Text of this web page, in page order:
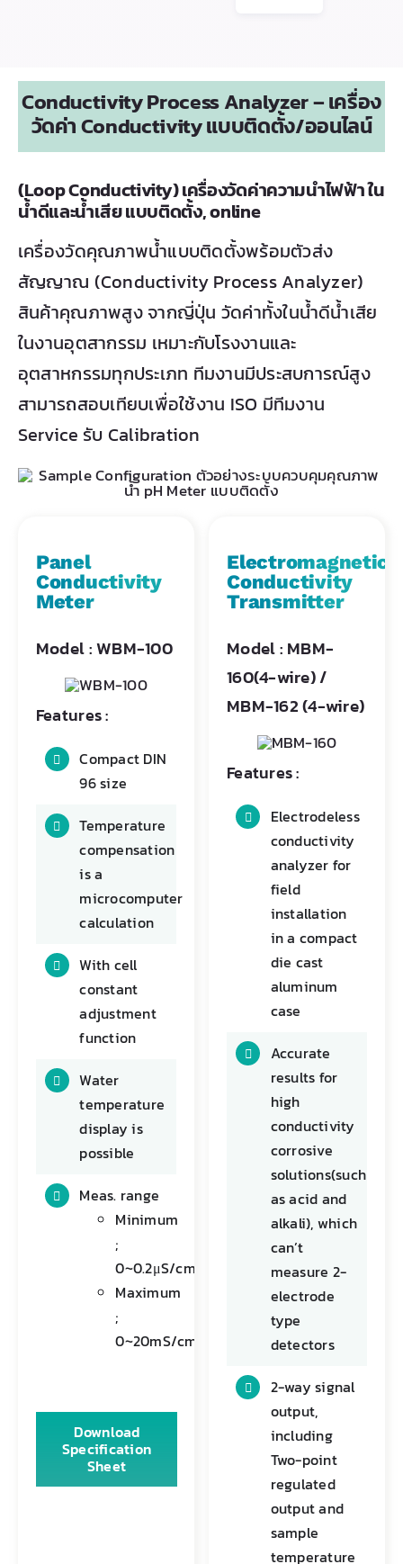
Conductivity Process Analyzer – เครื่อง
วัดค่า Conductivity แบบติดตั้ง/ออนไลน์
(Loop Conductivity) เครื่องวัดค่าความนำไฟฟ้า ใน
น้ำดีและน้ำเสีย แบบติดตั้ง, online
เครื่องวัดคุณภาพน้ำแบบติดตั้งพร้อมตัวส่ง
สัญญาณ (Conductivity Process Analyzer)
สินค้าคุณภาพสูง จากญี่ปุ่น วัดค่าทั้งในน้ำดีน้ำเสีย
ในงานอุตสากรรม เหมาะกับโรงงานและ
อุตสาหกรรมทุกประเภท ทีมงานมีประสบการณ์สูง
สามารถสอบเทียบเพื่อใช้งาน ISO มีทีมงาน
Service รับ Calibration
Panel
Conductivity
Meter
Model : WBM-100
Features :
Compact DIN
96 size
Temperature
compensation
is a
microcomputer
calculation
With cell
constant
adjustment
function
Water
temperature
display is
possible
Meas. range
Minimum
;
0~0.2μS/cm
Maximum
;
0~20mS/cm
Download
Specification
Sheet
Electromagnetic
Conductivity
Transmitter
Model : MBM-
160(4-wire) /
MBM-162 (4-wire)
Features :
Electrodeless
conductivity
analyzer for
field
installation
in a compact
die cast
aluminum
case
Accurate
results for
high
conductivity
corrosive
solutions(such
as acid and
alkali), which
can’t
measure 2-
electrode
type
detectors
2-way signal
output,
including
Two-point
regulated
output and
sample
temperature